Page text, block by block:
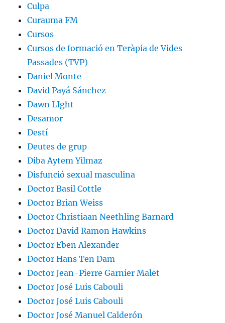
Culpa
Curauma FM
Cursos
Cursos de formació en Teràpia de Vides
Passades (TVP)
Daniel Monte
David Payá Sánchez
Dawn LIght
Desamor
Destí
Deutes de grup
Diba Aytem Yilmaz
Disfunció sexual masculina
Doctor Basil Cottle
Doctor Brian Weiss
Doctor Christiaan Neethling Barnard
Doctor David Ramon Hawkins
Doctor Eben Alexander
Doctor Hans Ten Dam
Doctor Jean-Pierre Garnier Malet
Doctor José Luis Cabouli
Doctor José Luis Cabouli
Doctor José Manuel Calderón